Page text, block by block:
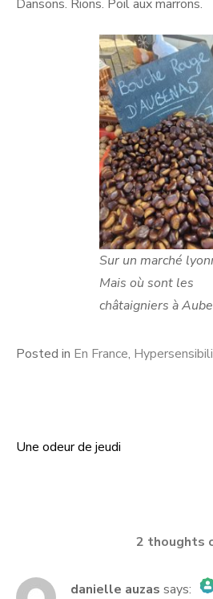
Dansons. Rions. Poil aux marrons.
Sur un marché
Mais où sont les
châtaigniers à
Posted in En France,
Post
Une odeur de jeudi
2 thoughts
danielle auzas says: